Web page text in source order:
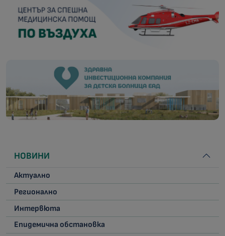
НОВИНИ
Актуално
Регионално
Интервюта
Епидемична обстановка